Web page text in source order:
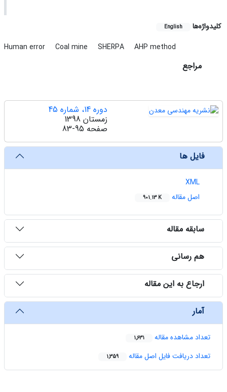
کلیدواژه‌ها English
Human error Coal mine SHERPA AHP method
مراجع
دوره 14، شماره 45
زمستان 1398
صفحه 83-95
فایل ها
XML
اصل مقاله
901.13 K
سابقه مقاله
هم رسانی
ارجاع به این مقاله
آمار
تعداد مشاهده مقاله 1,631
تعداد دریافت فایل اصل مقاله 1,359